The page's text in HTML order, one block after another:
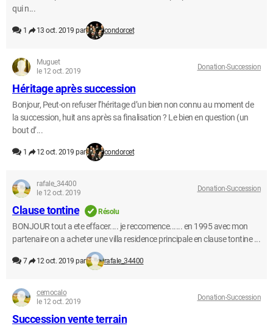
qui n...
1 13 oct. 2019 par condorcet
Muguet
le 12 oct. 2019
Donation-Succession
Héritage après succession
Bonjour, Peut-on refuser l’héritage d’un bien non connu au moment de
la succession, huit ans après sa finalisation ? Le bien en question (un
bout d’...
1 12 oct. 2019 par condorcet
rafale_34400
le 12 oct. 2019
Donation-Succession
Clause tontine Résolu
BONJOUR tout a ete effacer.... je reccomence...... en 1995 avec mon
partenaire on a acheter une villa residence principale en clause tontine ...
7 12 oct. 2019 par rafale_34400
cemocalo
le 12 oct. 2019
Donation-Succession
Succession vente terrain